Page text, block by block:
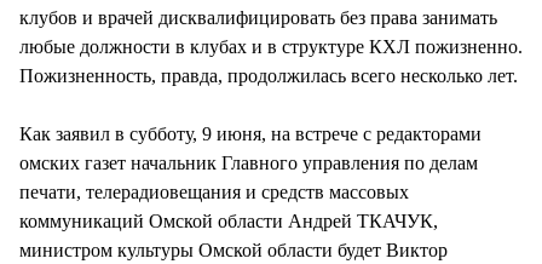
клубов и врачей дисквалифицировать без права занимать
любые должности в клубах и в структуре КХЛ пожизненно.
Пожизненность, правда, продолжилась всего несколько лет.
Как заявил в субботу, 9 июня, на встрече с редакторами
омских газет начальник Главного управления по делам
печати, телерадиовещания и средств массовых
коммуникаций Омской области Андрей ТКАЧУК,
министром культуры Омской области будет Виктор